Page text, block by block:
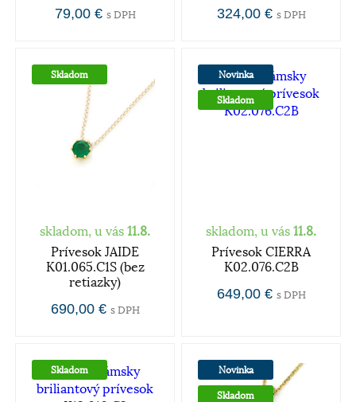
79,00 € s DPH
324,00 € s DPH
Skladom
skladom, u vás 11.8.
Prívesok JAIDE
K01.065.C1S (bez
retiazky)
690,00 € s DPH
Novinka
Skladom
skladom, u vás 11.8.
Prívesok CIERRA
K02.076.C2B
649,00 € s DPH
Skladom Novinka
Skladom